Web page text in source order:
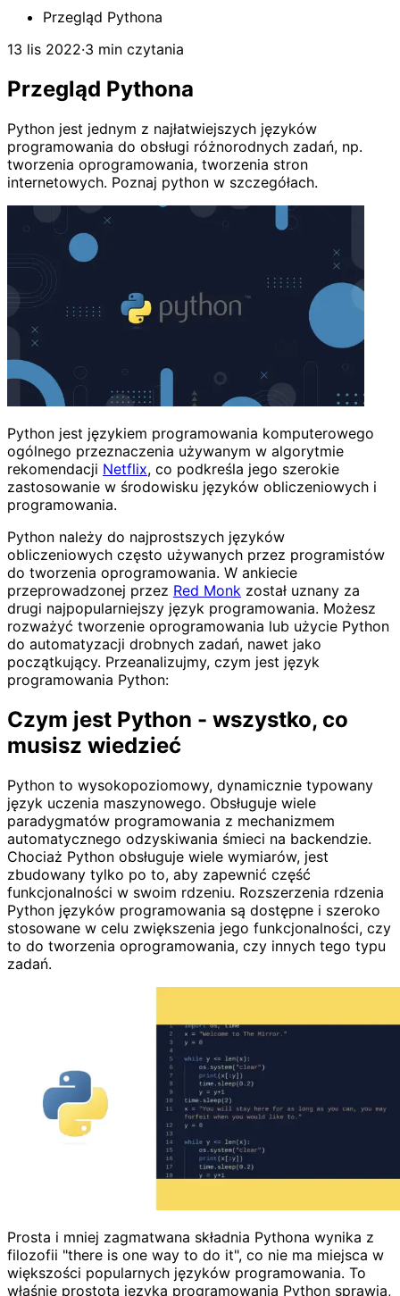
Przegląd Pythona
13 lis 2022·3 min czytania
Przegląd Pythona
Python jest jednym z najłatwiejszych języków
programowania do obsługi różnorodnych zadań, np.
tworzenia oprogramowania, tworzenia stron
internetowych. Poznaj python w szczegółach.
Python jest językiem programowania komputerowego
ogólnego przeznaczenia używanym w algorytmie
rekomendacji Netflix, co podkreśla jego szerokie
zastosowanie w środowisku języków obliczeniowych i
programowania.
Python należy do najprostszych języków
obliczeniowych często używanych przez programistów
do tworzenia oprogramowania. W ankiecie
przeprowadzonej przez Red Monk został uznany za
drugi najpopularniejszy język programowania. Możesz
rozważyć tworzenie oprogramowania lub użycie Python
do automatyzacji drobnych zadań, nawet jako
początkujący. Przeanalizujmy, czym jest język
programowania Python:
Czym jest Python - wszystko, co
musisz wiedzieć
Python to wysokopoziomowy, dynamicznie typowany
język uczenia maszynowego. Obsługuje wiele
paradygmatów programowania z mechanizmem
automatycznego odzyskiwania śmieci na backendzie.
Chociaż Python obsługuje wiele wymiarów, jest
zbudowany tylko po to, aby zapewnić część
funkcjonalności w swoim rdzeniu. Rozszerzenia rdzenia
Python języków programowania są dostępne i szeroko
stosowane w celu zwiększenia jego funkcjonalności, czy
to do tworzenia oprogramowania, czy innych tego typu
zadań.
Prosta i mniej zagmatwana składnia Pythona wynika z
filozofii "there is one way to do it", co nie ma miejsca w
większości popularnych języków programowania. To
właśnie prostota języka programowania Python sprawia,